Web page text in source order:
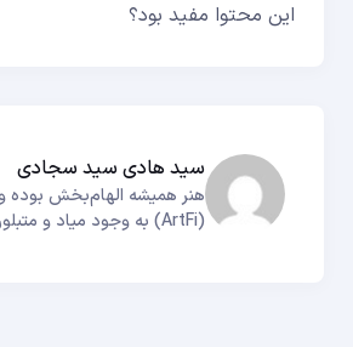
این محتوا مفید بود؟
سید هادی سید سجادی
هنر همیشه الهام‌بخش بوده
(ArtFi) به وجود میاد و متبلور میشه. جایی‌که خلاقیت و فناوری برای خلق روایت‌های بی‌همتا با هم پیوند می‌خورن.